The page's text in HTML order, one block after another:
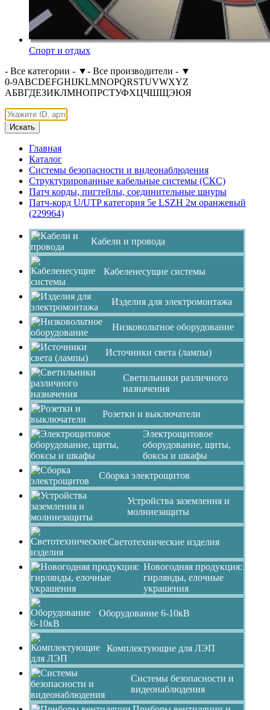
Спорт и отдых
- Все категории - ▼- Все производители - ▼
0-9ABCDEFGHIJKLMNOPQRSTUVWXYZ
АБВГДЕЗИКЛМНОПРСТУФХЦЧШЩЭЮЯ
Искать
Главная
Каталог
Системы безопасности и видеонаблюдения
Структурированные кабельные системы (СКС)
Патч корды, пигтейлы, соединительные шнуры
Патч-корд U/UTP категория 5е LSZH 2м оранжевый
(229964)
Кабели и провода
Кабеленесущие системы
Изделия для электромонтажа
Низковольтное оборудование
Источники света (лампы)
Светильники различного
назначения
Розетки и выключатели
Электрощитовое
оборудование, щиты,
боксы и шкафы
Сборка электрощитов
Устройства заземления и
молниезащиты
Светотехнические изделия
Новогодняя продукция:
гирлянды, елочные
украшения
Оборудование 6-10кВ
Комплектующие для ЛЭП
Системы безопасности и
видеонаблюдения